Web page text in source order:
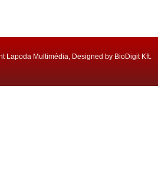
Lapoda Multimédia, Designed by BioDigit Kft.